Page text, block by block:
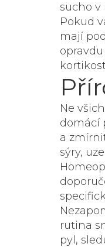
sucho v
Pokud
mají
Ne
domácí
a
sýry,
rutina
pyl,